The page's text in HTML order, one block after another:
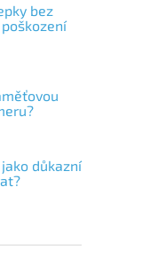
bez
důkazní